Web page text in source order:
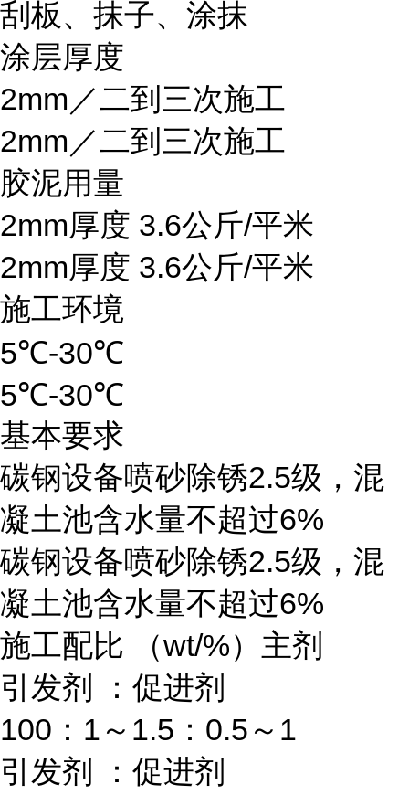
刮板、抹子、涂抹
涂层厚度
2mm／二到三次施工
2mm／二到三次施工
胶泥用量
2mm厚度 3.6公斤/平米
2mm厚度 3.6公斤/平米
施工环境
5℃-30℃
5℃-30℃
基本要求
碳钢设备喷砂除锈2.5级，混
凝土池含水量不超过6%
碳钢设备喷砂除锈2.5级，混
凝土池含水量不超过6%
施工配比 （wt/%）主剂
引发剂 ：促进剂
100：1～1.5：0.5～1
引发剂 ：促进剂